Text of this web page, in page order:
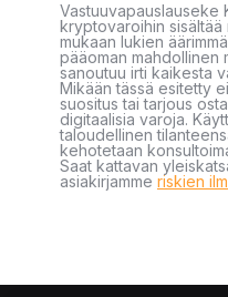
Vastuuvapauslauseke
kryptovaroihin sisältää
mukaan lukien
pääoman mahdollinen
sanoutuu irti kaikesta
Mikään tässä esitetty
suositus tai tarjous
digitaalisia varoja.
taloudellinen
kehotetaan
Saat kattavan
asiakirjamme riskien